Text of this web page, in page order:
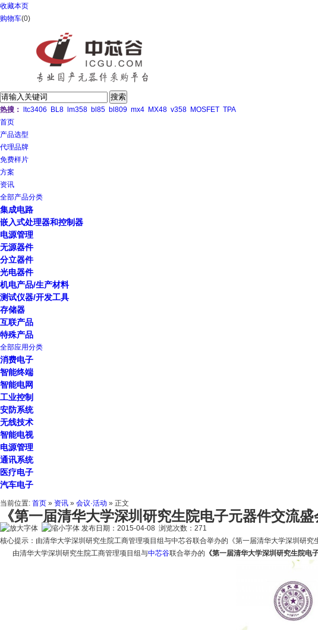
收藏本页
购物车(0)
热搜： ltc3406 BL8 lm358 bl85 bl809 mx4 MX48 v358 MOSFET TPA
首页
产品选型
代理品牌
免费样片
方案
资讯
全部产品分类
集成电路
嵌入式处理器和控制器
电源管理
无源器件
分立器件
光电器件
机电产品/生产材料
测试仪器/开发工具
存储器
互联产品
特殊产品
全部应用分类
消费电子
智能终端
智能电网
工业控制
安防系统
无线技术
智能电视
电源管理
通讯系统
医疗电子
汽车电子
当前位置: 首页 » 资讯 » 会议·活动 » 正文
《第一届清华大学深圳研究生院电子元器件交流
发布日期：2015-04-08 浏览次数： 271
核心提示：由清华大学深圳研究生院工商管理项目组与中芯谷联合举办的《第一届清华大学深圳研
由清华大学深圳研究生院工商管理项目组与中芯谷联合举办的 《第一届清华大学深圳研究生院电